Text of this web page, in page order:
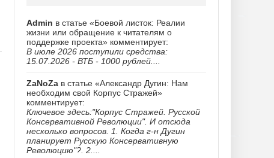
Admin в статье «Боевой листок: Реалии
жизни или обращение к читателям о
поддержке проекта» комментирует:
В июле 2026 поступили средства:
15.07.2026 - ВТБ - 1000 рублей....
ZaNoZa в статье «Александр Дугин: Нам
необходим свой Корпус Стражей»
комментирует:
Ключевое здесь:"Корпус Стражей. Русской
Консервативной Революции". И отсюда
несколько вопросов. 1. Когда г-н Дугин
планирует Русскую Консервативную
Революцию"?. 2....